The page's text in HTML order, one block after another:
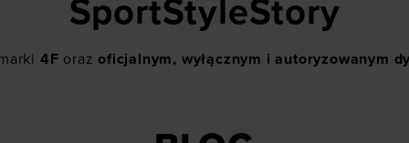
SportStyleStory
4F orazoficjalnym, wyłącznym i autoryzowanym